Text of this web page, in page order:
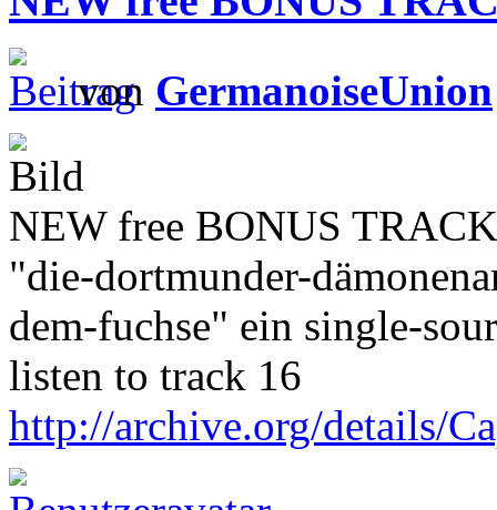
von GermanoiseUnion
NEW free BONUS
"die-dortmunder-
dem-fuchse" ein single-
listen to track 16
http://archive.org/details/